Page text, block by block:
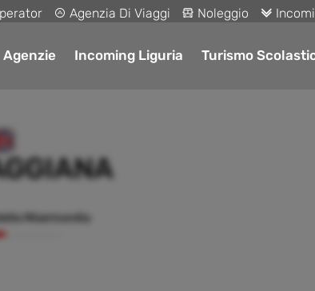
Agenzia Di Viaggi Noleggio
Agenzie Incoming Liguria Turismo
Misericordia